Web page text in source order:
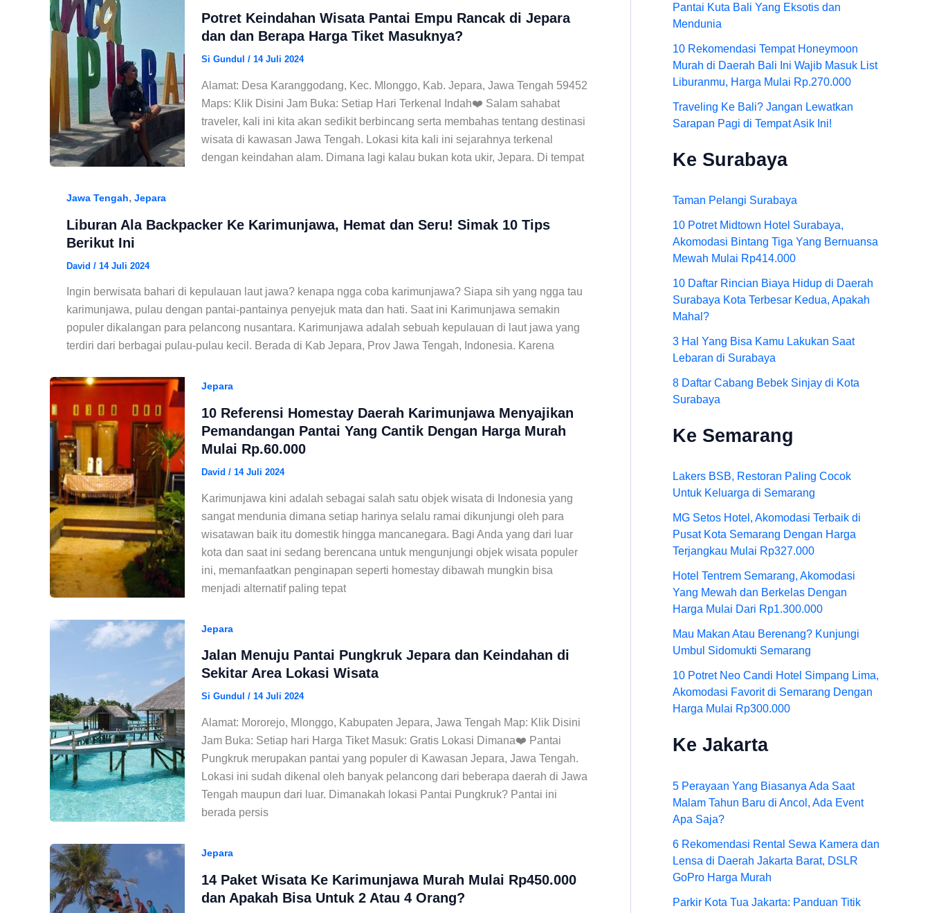
Potret Keindahan Wisata Pantai Empu Rancak di Jepara
dan dan Berapa Harga Tiket Masuknya?
Si Gundul / 14 Juli 2024
Alamat: Desa Karanggodang, Kec. Mlonggo, Kab. Jepara, Jawa Tengah 59452
Maps: Klik Disini Jam Buka: Setiap Hari Terkenal Indah❤️ Salam sahabat
traveler, kali ini kita akan sedikit berbincang serta membahas tentang destinasi
wisata di kawasan Jawa Tengah. Lokasi kita kali ini sejarahnya terkenal
dengan keindahan alam. Dimana lagi kalau bukan kota ukir, Jepara. Di tempat
Jawa Tengah, Jepara
Liburan Ala Backpacker Ke Karimunjawa, Hemat dan Seru! Simak 10 Tips
Berikut Ini
David / 14 Juli 2024
Ingin berwisata bahari di kepulauan laut jawa? kenapa ngga coba karimunjawa? Siapa sih yang ngga tau
karimunjawa, pulau dengan pantai-pantainya penyejuk mata dan hati. Saat ini Karimunjawa semakin
populer dikalangan para pelancong nusantara. Karimunjawa adalah sebuah kepulauan di laut jawa yang
terdiri dari berbagai pulau-pulau kecil. Berada di Kab Jepara, Prov Jawa Tengah, Indonesia. Karena
Jepara
10 Referensi Homestay Daerah Karimunjawa Menyajikan
Pemandangan Pantai Yang Cantik Dengan Harga Murah
Mulai Rp.60.000
David / 14 Juli 2024
Karimunjawa kini adalah sebagai salah satu objek wisata di Indonesia yang
sangat mendunia dimana setiap harinya selalu ramai dikunjungi oleh para
wisatawan baik itu domestik hingga mancanegara. Bagi Anda yang dari luar
kota dan saat ini sedang berencana untuk mengunjungi objek wisata populer
ini, memanfaatkan penginapan seperti homestay dibawah mungkin bisa
menjadi alternatif paling tepat
Jepara
Jalan Menuju Pantai Pungkruk Jepara dan Keindahan di
Sekitar Area Lokasi Wisata
Si Gundul / 14 Juli 2024
Alamat: Mororejo, Mlonggo, Kabupaten Jepara, Jawa Tengah Map: Klik Disini
Jam Buka: Setiap hari Harga Tiket Masuk: Gratis Lokasi Dimana❤️ Pantai
Pungkruk merupakan pantai yang populer di Kawasan Jepara, Jawa Tengah.
Lokasi ini sudah dikenal oleh banyak pelancong dari beberapa daerah di Jawa
Tengah maupun dari luar. Dimanakah lokasi Pantai Pungkruk? Pantai ini
berada persis
Jepara
14 Paket Wisata Ke Karimunjawa Murah Mulai Rp450.000
dan Apakah Bisa Untuk 2 Atau 4 Orang?
Pantai Kuta Bali Yang Eksotis dan
Mendunia
10 Rekomendasi Tempat Honeymoon
Murah di Daerah Bali Ini Wajib Masuk List
Liburanmu, Harga Mulai Rp.270.000
Traveling Ke Bali? Jangan Lewatkan
Sarapan Pagi di Tempat Asik Ini!
Ke Surabaya
Taman Pelangi Surabaya
10 Potret Midtown Hotel Surabaya,
Akomodasi Bintang Tiga Yang Bernuansa
Mewah Mulai Rp414.000
10 Daftar Rincian Biaya Hidup di Daerah
Surabaya Kota Terbesar Kedua, Apakah
Mahal?
3 Hal Yang Bisa Kamu Lakukan Saat
Lebaran di Surabaya
8 Daftar Cabang Bebek Sinjay di Kota
Surabaya
Ke Semarang
Lakers BSB, Restoran Paling Cocok
Untuk Keluarga di Semarang
MG Setos Hotel, Akomodasi Terbaik di
Pusat Kota Semarang Dengan Harga
Terjangkau Mulai Rp327.000
Hotel Tentrem Semarang, Akomodasi
Yang Mewah dan Berkelas Dengan
Harga Mulai Dari Rp1.300.000
Mau Makan Atau Berenang? Kunjungi
Umbul Sidomukti Semarang
10 Potret Neo Candi Hotel Simpang Lima,
Akomodasi Favorit di Semarang Dengan
Harga Mulai Rp300.000
Ke Jakarta
5 Perayaan Yang Biasanya Ada Saat
Malam Tahun Baru di Ancol, Ada Event
Apa Saja?
6 Rekomendasi Rental Sewa Kamera dan
Lensa di Daerah Jakarta Barat, DSLR
GoPro Harga Murah
Parkir Kota Tua Jakarta: Panduan Titik